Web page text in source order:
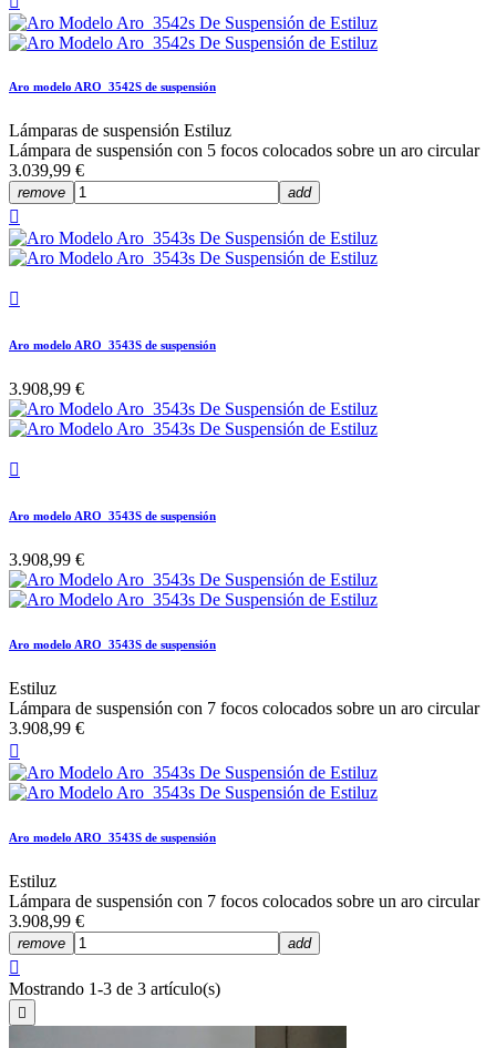
Aro modelo ARO_3542S de suspensión
Lámparas de suspensión Estiluz
Lámpara de suspensión con 5 focos colocados sobre un aro circular
3.039,99 €
remove add


Aro modelo ARO_3543S de suspensión
3.908,99 €

Aro modelo ARO_3543S de suspensión
3.908,99 €
Aro modelo ARO_3543S de suspensión
Estiluz
Lámpara de suspensión con 7 focos colocados sobre un aro circular
3.908,99 €

Aro modelo ARO_3543S de suspensión
Estiluz
Lámpara de suspensión con 7 focos colocados sobre un aro circular
3.908,99 €
remove add

Mostrando 1-3 de 3 artículo(s)
